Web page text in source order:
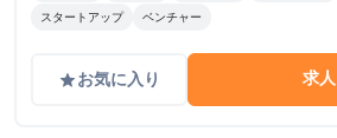
スタートアップ ベンチャー
gradeお気に入り 求